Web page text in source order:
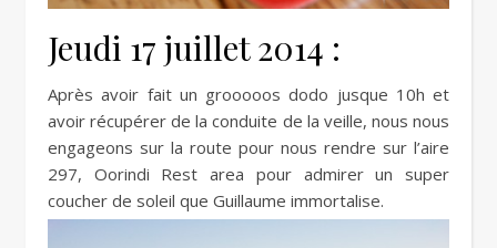
Jeudi 17 juillet 2014 :
Après avoir fait un grooooos dodo jusque 10h et
avoir récupérer de la conduite de la veille, nous nous
engageons sur la route pour nous rendre sur l’aire
297, Oorindi Rest area pour admirer un super
coucher de soleil que Guillaume immortalise.